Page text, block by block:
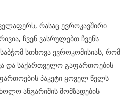
რასაც ევროკავშირი
ჩვენ ვასრულებთ ჩვენს
სთხოვა ევროკომისიას, რომ
და საქართველო გაფართოების
პაკეტი ყოველ წელს
ანგარიშის მომზადების